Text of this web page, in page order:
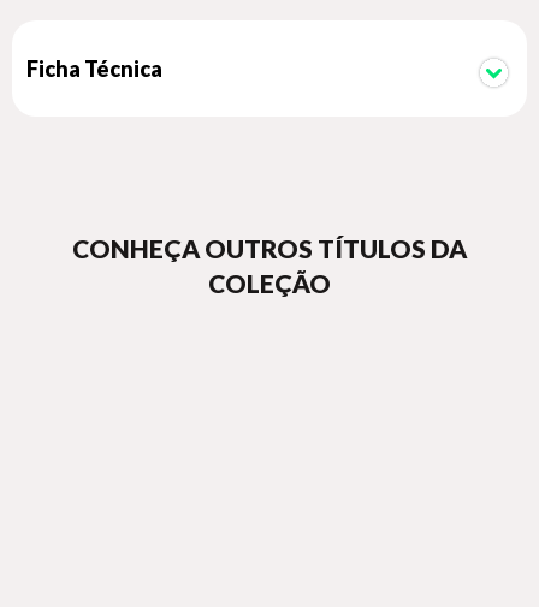
Ficha Técnica
CONHEÇA OUTROS TÍTULOS DA
COLEÇÃO